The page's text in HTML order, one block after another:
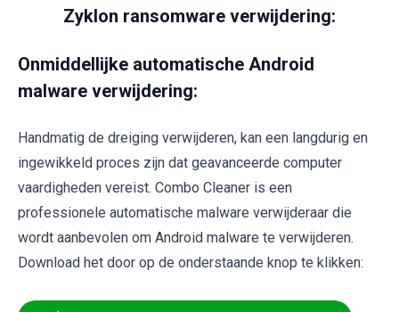
Zyklon ransomware verwijdering:
Onmiddellijke automatische Android
malware verwijdering:
Handmatig de dreiging verwijderen, kan een langdurig en
ingewikkeld proces zijn dat geavanceerde computer
vaardigheden vereist. Combo Cleaner is een
professionele automatische malware verwijderaar die
wordt aanbevolen om Android malware te verwijderen.
Download het door op de onderstaande knop te klikken: